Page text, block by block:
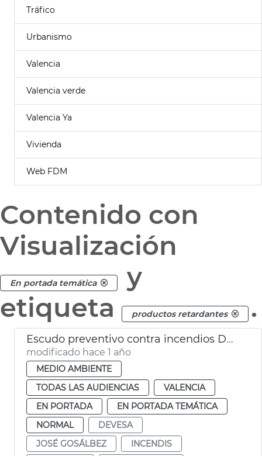
Tráfico
Urbanismo
Valencia
Valencia verde
Valencia Ya
Vivienda
Web FDM
Contenido con
Visualización
En portada temática
y
etiqueta
productos retardantes .
Escudo preventivo contra incendios Devesa
modificado hace 1 año
MEDIO AMBIENTE
TODAS LAS AUDIENCIAS
VALENCIA
EN PORTADA
EN PORTADA TEMÁTICA
NORMAL
DEVESA
JOSÉ GOSÁLBEZ
INCENDIS